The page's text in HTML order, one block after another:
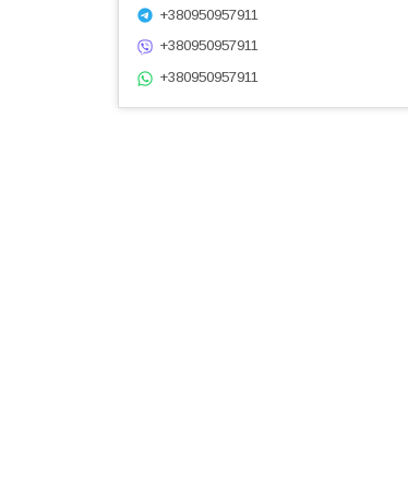
+380950957911
+380950957911
+380950957911